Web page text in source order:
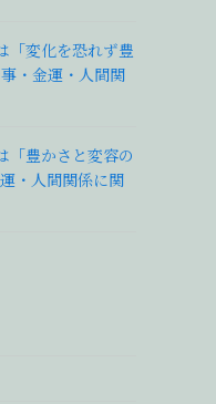
「変化を恐れず豊
・金運・人間関
「豊かさと変容の
・人間関係に関